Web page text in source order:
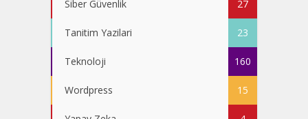
Siber Güvenlik 27
Tanitim Yazilari 23
Teknoloji 160
Wordpress 15